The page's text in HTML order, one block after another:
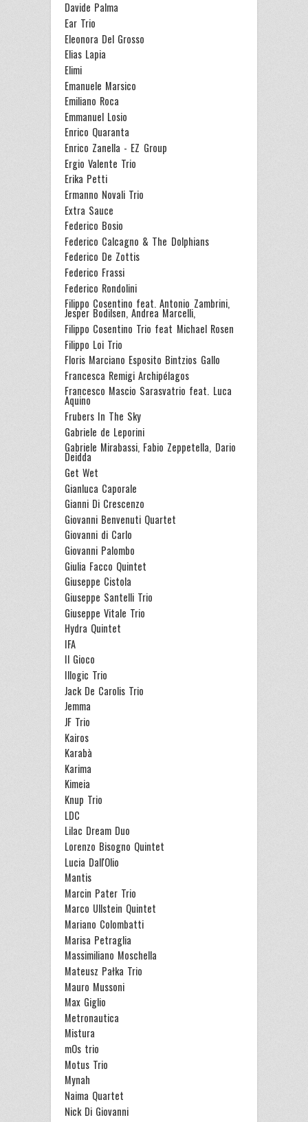
Davide Palma
Ear Trio
Eleonora Del Grosso
Elias Lapia
Elimi
Emanuele Marsico
Emiliano Roca
Emmanuel Losio
Enrico Quaranta
Enrico Zanella - EZ Group
Ergio Valente Trio
Erika Petti
Ermanno Novali Trio
Extra Sauce
Federico Bosio
Federico Calcagno & The Dolphians
Federico De Zottis
Federico Frassi
Federico Rondolini
Filippo Cosentino feat. Antonio Zambrini,
Jesper Bodilsen, Andrea Marcelli,
Filippo Cosentino Trio feat Michael Rosen
Filippo Loi Trio
Floris Marciano Esposito Bintzios Gallo
Francesca Remigi Archipélagos
Francesco Mascio Sarasvatrio feat. Luca
Aquino
Frubers In The Sky
Gabriele de Leporini
Gabriele Mirabassi, Fabio Zeppetella, Dario
Deidda
Get Wet
Gianluca Caporale
Gianni Di Crescenzo
Giovanni Benvenuti Quartet
Giovanni di Carlo
Giovanni Palombo
Giulia Facco Quintet
Giuseppe Cistola
Giuseppe Santelli Trio
Giuseppe Vitale Trio
Hydra Quintet
IFA
Il Gioco
Illogic Trio
Jack De Carolis Trio
Jemma
JF Trio
Kairos
Karabà
Karima
Kimeia
Knup Trio
LDC
Lilac Dream Duo
Lorenzo Bisogno Quintet
Lucia Dall'Olio
Mantis
Marcin Pater Trio
Marco Ullstein Quintet
Mariano Colombatti
Marisa Petraglia
Massimiliano Moschella
Mateusz Pałka Trio
Mauro Mussoni
Max Giglio
Metronautica
Mistura
mOs trio
Motus Trio
Mynah
Naima Quartet
Nick Di Giovanni